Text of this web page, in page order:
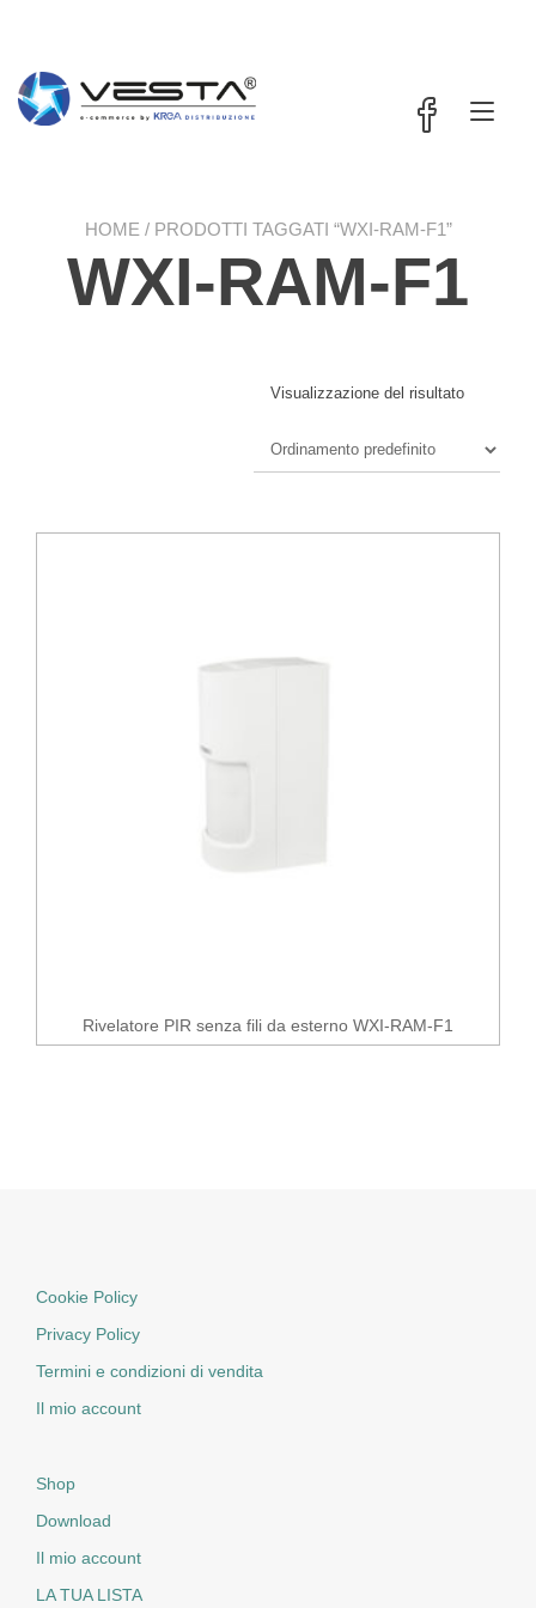
HOME / PRODOTTI TAGGATI “WXI-RAM-F1”
WXI-RAM-F1
Visualizzazione del risultato
Rivelatore PIR senza fili da esterno WXI-RAM-F1
Cookie Policy
Privacy Policy
Termini e condizioni di vendita
Il mio account
Shop
Download
Il mio account
LA TUA LISTA